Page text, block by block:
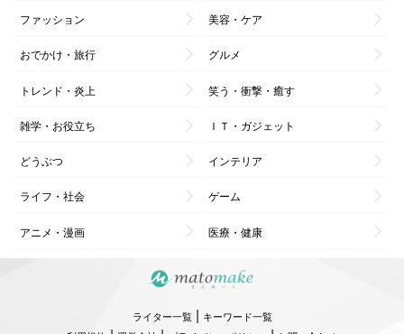
ファッション 美容・ケア
おでかけ・旅行 グルメ
トレンド・炎上 笑う・衝撃・癒す
雑学・お役立ち ＩＴ・ガジェット
どうぶつ インテリア
ライフ・社会 ゲーム
アニメ・漫画 医療・健康
ライター一覧| キーワード一覧